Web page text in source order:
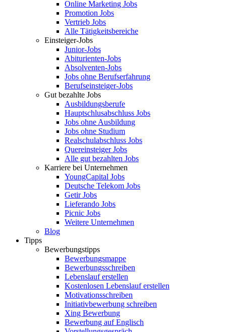
Online Marketing Jobs
Promotion Jobs
Vertrieb Jobs
Alle Tätigkeitsbereiche
Einsteiger-Jobs
Junior-Jobs
Abiturienten-Jobs
Absolventen-Jobs
Jobs ohne Berufserfahrung
Berufseinsteiger-Jobs
Gut bezahlte Jobs
Ausbildungsberufe
Hauptschlusabschluss Jobs
Jobs ohne Ausbildung
Jobs ohne Studium
Realschulabschluss Jobs
Quereinsteiger Jobs
Alle gut bezahlten Jobs
Karriere bei Unternehmen
YoungCapital Jobs
Deutsche Telekom Jobs
Getir Jobs
Lieferando Jobs
Picnic Jobs
Weitere Unternehmen
Blog
Tipps
Bewerbungstipps
Bewerbungsmappe
Bewerbungsschreiben
Lebenslauf erstellen
Kostenlosen Lebenslauf erstellen
Motivationsschreiben
Initiativbewerbung schreiben
Xing Bewerbung
Bewerbung auf Englisch